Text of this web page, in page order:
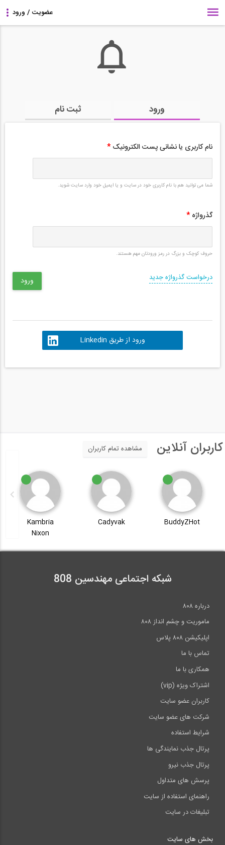
ورود ثبت نام
نام کاربری یا نشانی پست الکترونیک *
شما می توانید هم با نام کاربری خود در سایت و یا ایمیل خود وارد سایت شوید.
گذرواژه *
حروف کوچک و بزرگ در رمز ورودتان مهم هستند.
درخواست گذرواژه جدید
ورود از طریق Linkedin
کاربران آنلاین مشاهده تمام کاربران
BuddyZHot
Cadyvak
Kambria
Nixon
شبکه اجتماعی مهندسین 808
درباره ۸۰۸
ماموریت و چشم انداز ۸۰۸
اپلیکیشن ۸۰۸ پلاس
تماس با ما
همکاری با ما
اشتراک ویژه (vip)
کاربران عضو سایت
شرکت های عضو سایت
شرایط استفاده
پرتال جذب نمایندگی ها
پرتال جذب نیرو
پرسش های متداول
راهنمای استفاده از سایت
تبلیغات در سایت
بخش های سایت